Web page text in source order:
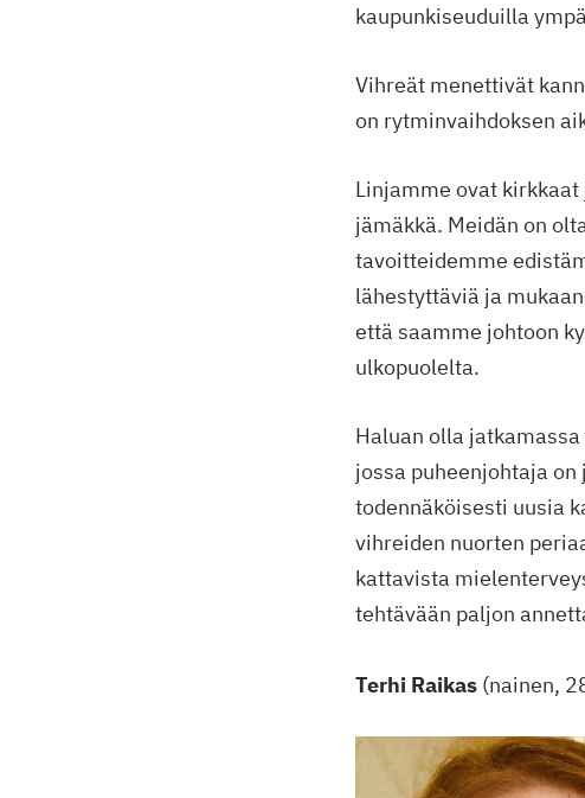
kaupunkiseuduilla
Vihreät menettivät
on rytminvaihdoksen
Linjamme ovat
jämäkkä. Meidän on
tavoitteidemme
lähestyttäviä ja
että saamme johtoon
ulkopuolelta.
Haluan olla
jossa puheenjohtaja
todennäköisesti uusia
vihreiden nuorten
kattavista
tehtävään paljon
Terhi Raikas (nainen,